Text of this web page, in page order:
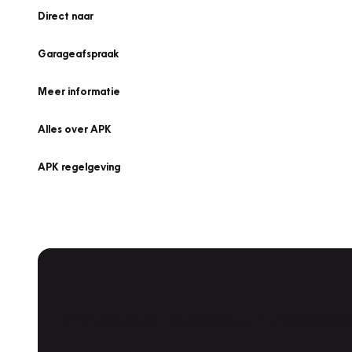
Direct naar
Garageafspraak
Meer informatie
Alles over APK
APK regelgeving